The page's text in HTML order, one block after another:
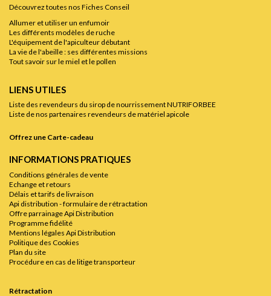
Découvrez toutes nos Fiches Conseil
Allumer et utiliser un enfumoir
Les différents modèles de ruche
L'équipement de l'apiculteur débutant
La vie de l'abeille : ses différentes missions
Tout savoir sur le miel et le pollen
LIENS UTILES
Liste des revendeurs du sirop de nourrissement NUTRIFORBEE
Liste de nos partenaires revendeurs de matériel apicole
Offrez une Carte-cadeau
INFORMATIONS PRATIQUES
Conditions générales de vente
Echange et retours
Délais et tarifs de livraison
Api distribution - formulaire de rétractation
Offre parrainage Api Distribution
Programme fidélité
Mentions légales Api Distribution
Politique des Cookies
Plan du site
Procédure en cas de litige transporteur
Rétractation